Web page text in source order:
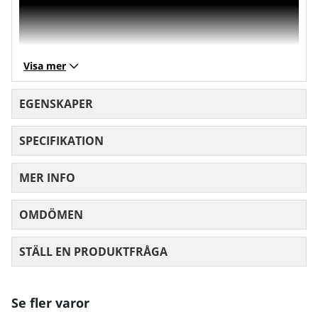
Visa mer
EGENSKAPER
SPECIFIKATION
MER INFO
OMDÖMEN
STÄLL EN PRODUKTFRÅGA
Se fler varor